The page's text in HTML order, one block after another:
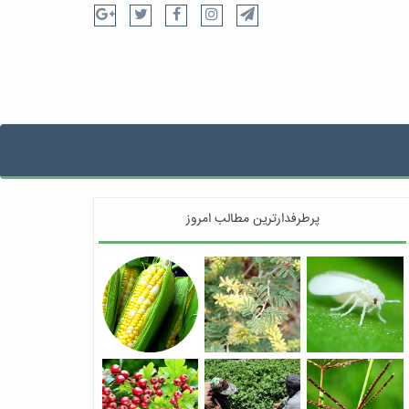
پرطرفدارترین مطالب امروز